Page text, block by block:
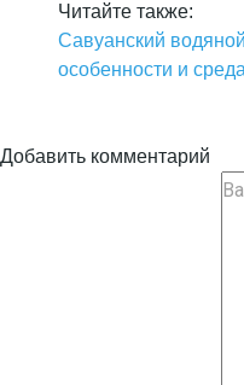
Читайте также:
Савуанский
особенности и
Добавить комментарий